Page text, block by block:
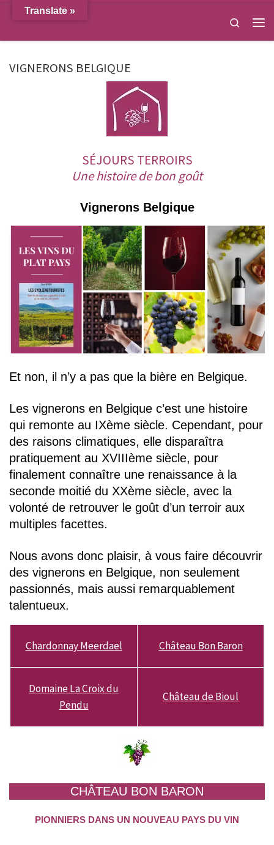
Passer au contenu
Search
VIGNERONS BELGIQUE
SÉJOURS TERROIRS
Une histoire de bon goût
Vignerons Belgique
Et non, il n’y a pas que la bière en Belgique.
Les vignerons en Belgique c’est une histoire
qui remonte au IXème siècle. Cependant, pour
des raisons climatiques, elle disparaîtra
pratiquement au XVIIIème siècle, pour
finalement connaître une renaissance à la
seconde moitié du XXème siècle, avec la
volonté de retrouver le goût d’un terroir aux
multiples facettes.
Nous avons donc plaisir, à vous faire découvrir
des vignerons en Belgique, non seulement
passionnés, mais aussi remarquablement
talentueux.
Chardonnay Meerdael Château Bon Baron
Domaine La Croix du
Pendu
Château de Bioul
CHÂTEAU BON BARON
PIONNIERS DANS UN NOUVEAU PAYS DU VIN
Translate »